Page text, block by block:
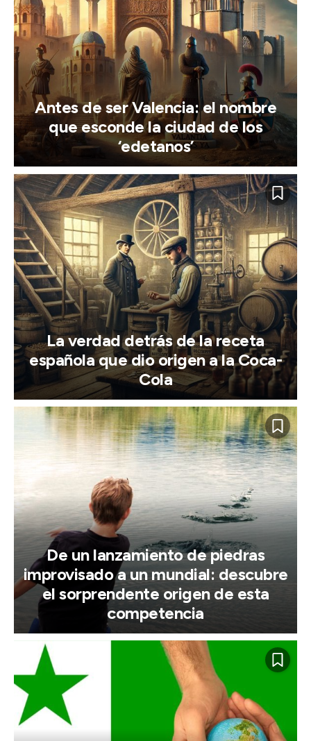
Antes de ser Valencia: el nombre
que esconde la ciudad de los
‘edetanos’
La verdad detrás de la receta
española que dio origen a la Coca-
Cola
De un lanzamiento de piedras
improvisado a un mundial: descubre
el sorprendente origen de esta
competencia